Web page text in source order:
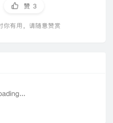
赞 3
你有用，请随意赞赏